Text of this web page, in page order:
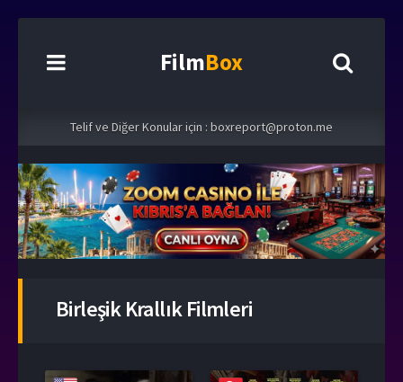
FilmBox
Telif ve Diğer Konular için : boxreport@proton.me
Birleşik Krallık Filmleri